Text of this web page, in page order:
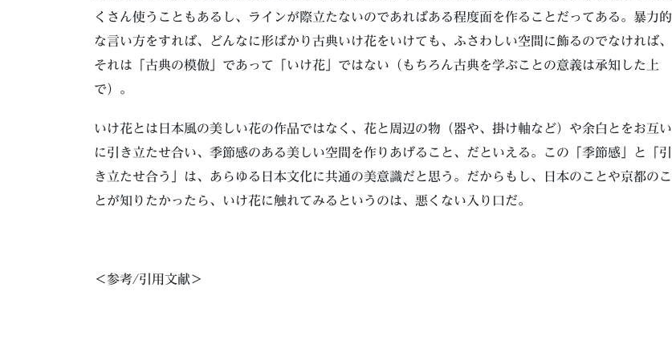
くさん使うこともあるし、ラインが際立たないのであればある程度面を作ることだってある。暴力的
な言い方をすれば、どんなに形ばかり古典いけ花をいけても、ふさわしい空間に飾るのでなければ、
それは「古典の模倣」であって「いけ花」ではない（もちろん古典を学ぶことの意義は承知した上
で）。
いけ花とは日本風の美しい花の作品ではなく、花と周辺の物（器や、掛け軸など）や余白とをお互い
に引き立たせ合い、季節感のある美しい空間を作りあげること、だといえる。この「季節感」と「引
き立たせ合う」は、あらゆる日本文化に共通の美意識だと思う。だからもし、日本のことや京都のこ
とが知りたかったら、いけ花に触れてみるというのは、悪くない入り口だ。
＜参考/引用文献＞